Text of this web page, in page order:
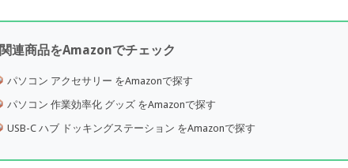
関連商品をAmazonでチェック
パソコン アクセサリー をAmazonで探す
パソコン 作業効率化 グッズ をAmazonで探す
USB-C ハブ ドッキングステーション をAmazonで探す